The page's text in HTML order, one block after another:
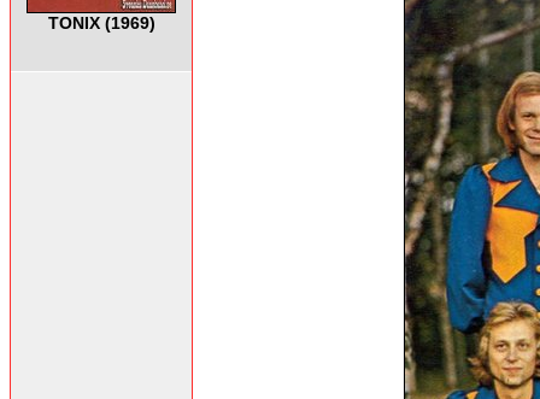
TONIX (1969)